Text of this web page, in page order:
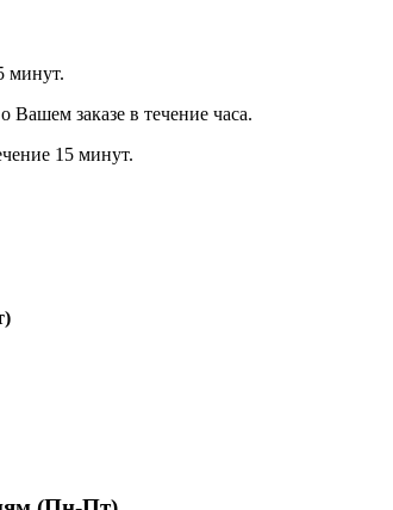
минут.
заказе в течение часа.
15 минут.